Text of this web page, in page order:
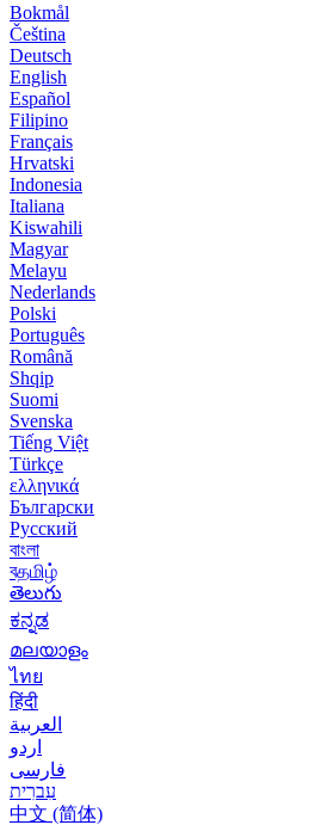
Bokmål
Čeština
Deutsch
English
Español
Filipino
Français
Hrvatski
Indonesia
Italiana
Kiswahili
Magyar
Melayu
Nederlands
Polski
Português
Română
Shqip
Suomi
Svenska
Tiếng Việt
Türkçe
ελληνικά
Български
Русский
বাংলা
বதமிழ்
తెలుగు
ಕನ್ನಡ
മലയാളം
ไทย
हिंदी
العربية
اردو
فارسی
עִברִית
中文 (简体)